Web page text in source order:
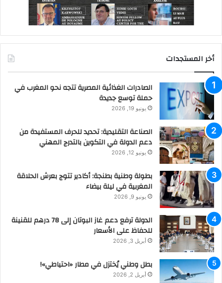
أخر المستجدات
الصادرات الغذائية المصرية تتجه نحو المغرب في
حملة توسع جديدة
يونيو 19, 2026
الصناعة التقليدية: تحديد للحرف المستفيدة من
دعم الدولة في التكوين بالتدرج المهني
يونيو 12, 2026
بطولة وطنية بطنجة: أكادير تتوج بعرش الحلاقة
المغربية في ليلة بيضاء
يونيو 9, 2026
الدولة ترفع دعم غاز البوتان إلى 78 درهم للقنينة
للحفاظ على الأسعار
أبريل 3, 2026
بطل وطني يُختزل في مطار «احتياطي»!
أبريل 2, 2026